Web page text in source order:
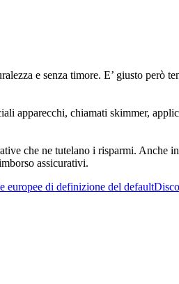
e senza timore. E’ giusto però
apparecchi, chiamati skimmer,
che ne tutelano i risparmi. Anche
assicurativi.
europee di definizione del default